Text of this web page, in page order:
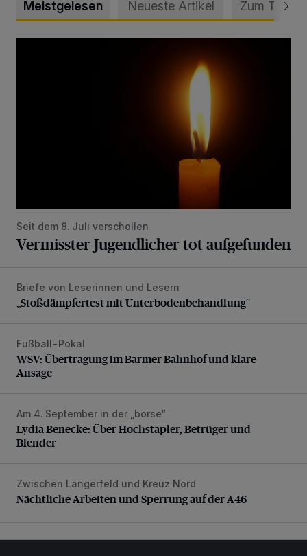
Meistgelesen Neueste Artikel Zum Thema
Seit dem 8. Juli verschollen
Vermisster Jugendlicher tot aufgefunden
„Stoßdämpfertest mit Unterbodenbehandlung“
Briefe von Leserinnen und Lesern
„Stoßdämpfertest mit Unterbodenbehandlung“
WSV: Übertragung im Barmer Bahnhof und klare Ansage
Fußball-Pokal
WSV: Übertragung im Barmer Bahnhof und klare
Ansage
Lydia Benecke: Über Hochstapler, Betrüger und Blender
Am 4. September in der „börse“
Lydia Benecke: Über Hochstapler, Betrüger und
Blender
Nächtliche Arbeiten und Sperrung auf der A46
Zwischen Langerfeld und Kreuz Nord
Nächtliche Arbeiten und Sperrung auf der A46